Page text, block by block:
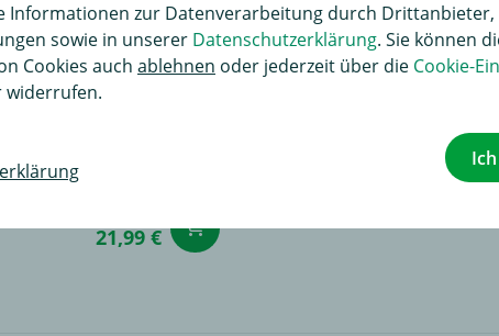
Erweiterungssatz
und Masse
21,99 € in den Warenkorb
Informationen zur Datenverarbeitung durch Drittanbieter,
sowie in unserer Datenschutzerklärung. Sie können
Cookies auch ablehnen oder jederzeit über die Cookie-
widerrufen.